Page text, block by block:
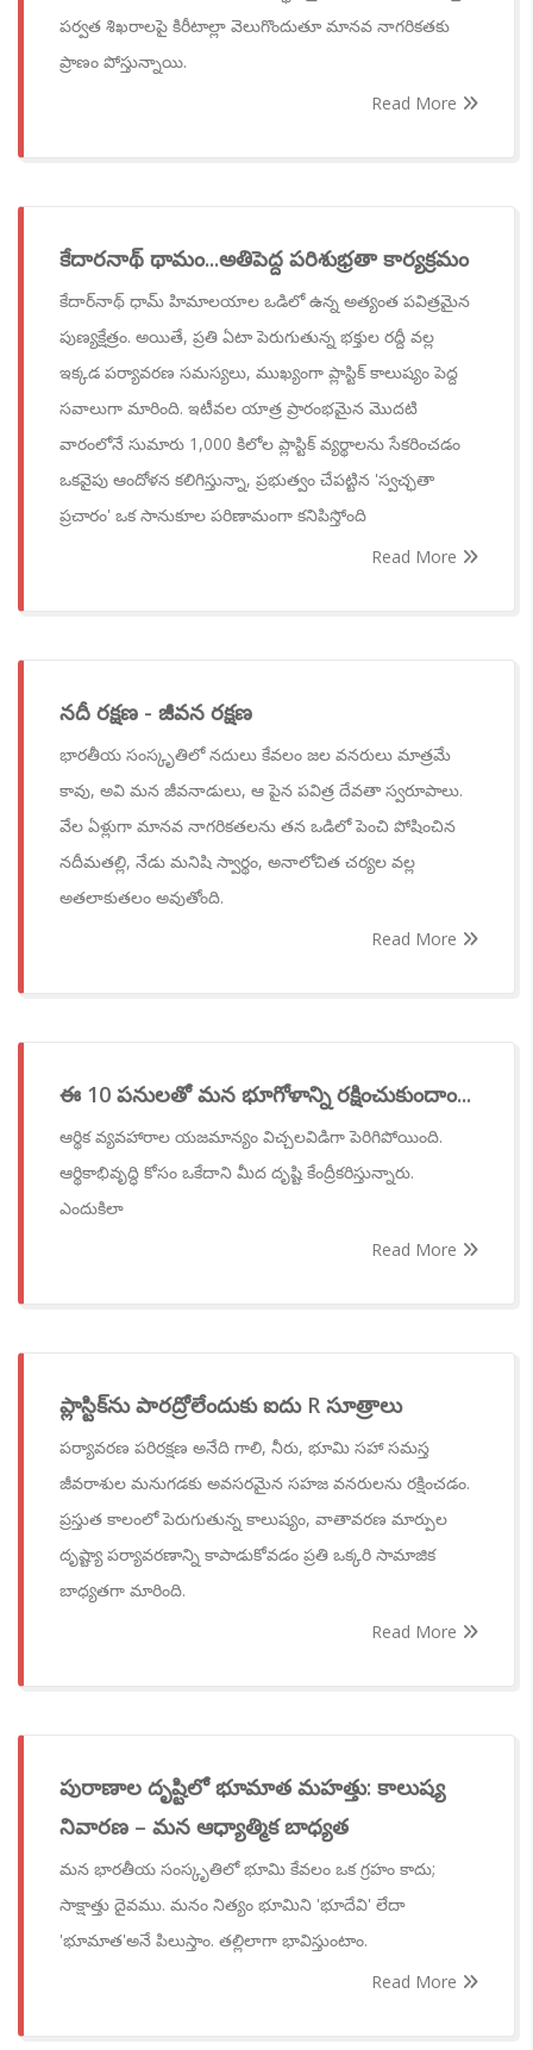
పర్వత శిఖరాలపై కిరీటాల్లా వెలుగొందుతూ మానవ నాగరికతకు
ప్రాణం పోస్తున్నాయి.
Read More
కేదారనాథ్ థామం...అతిపెద్ద పరిశుభ్రతా కార్యక్రమం
కేదార్‌నాథ్ ధామ్ హిమాలయాల ఒడిలో ఉన్న అత్యంత పవిత్రమైన
పుణ్యక్షేత్రం. అయితే, ప్రతి ఏటా పెరుగుతున్న భక్తుల రద్దీ వల్ల
ఇక్కడ పర్యావరణ సమస్యలు, ముఖ్యంగా ప్లాస్టిక్ కాలుష్యం పెద్ద
సవాలుగా మారింది. ఇటీవల యాత్ర ప్రారంభమైన మొదటి
వారంలోనే సుమారు 1,000 కిలోల ప్లాస్టిక్ వ్యర్థాలను సేకరించడం
ఒకవైపు ఆందోళన కలిగిస్తున్నా, ప్రభుత్వం చేపట్టిన 'స్వచ్ఛతా
ప్రచారం' ఒక సానుకూల పరిణామంగా కనిపిస్తోంది
Read More
నదీ రక్షణ - జీవన రక్షణ
భారతీయ సంస్కృతిలో నదులు కేవలం జల వనరులు మాత్రమే
కావు, అవి మన జీవనాడులు, ఆ పైన పవిత్ర దేవతా స్వరూపాలు.
వేల ఏళ్లుగా మానవ నాగరికతలను తన ఒడిలో పెంచి పోషించిన
నదీమతల్లి, నేడు మనిషి స్వార్థం, అనాలోచిత చర్యల వల్ల
అతలాకుతలం అవుతోంది.
Read More
ఈ 10 పనులతో మన భూగోళాన్ని రక్షించుకుందాం...
ఆర్థిక వ్యవహారాల యజమాన్యం విచ్చలవిడిగా పెరిగిపోయింది.
ఆర్థికాభివృద్ధి కోసం ఒకేదాని మీద దృష్టి కేంద్రీకరిస్తున్నారు.
ఎందుకిలా
Read More
ప్లాస్టిక్‌ను పారద్రోలేందుకు ఐదు R సూత్రాలు
పర్యావరణ పరిరక్షణ అనేది గాలి, నీరు, భూమి సహా సమస్త
జీవరాశుల మనుగడకు అవసరమైన సహజ వనరులను రక్షించడం.
ప్రస్తుత కాలంలో పెరుగుతున్న కాలుష్యం, వాతావరణ మార్పుల
దృష్ట్యా పర్యావరణాన్ని కాపాడుకోవడం ప్రతి ఒక్కరి సామాజిక
బాధ్యతగా మారింది.
Read More
పురాణాల దృష్టిలో భూమాత మహత్తు: కాలుష్య
నివారణ – మన ఆధ్యాత్మిక బాధ్యత
మన భారతీయ సంస్కృతిలో భూమి కేవలం ఒక గ్రహం కాదు;
సాక్షాత్తు దైవము. మనం నిత్యం భూమిని 'భూదేవి' లేదా
'భూమాత'అనే పిలుస్తాం. తల్లిలాగా భావిస్తుంటాం.
Read More